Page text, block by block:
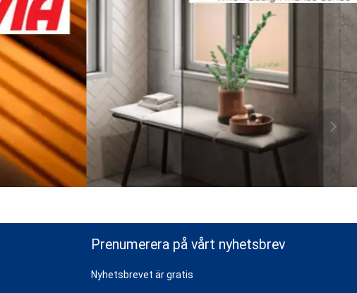
Prenumerera på vårt nyhetsbrev
Nyhetsbrevet är gratis